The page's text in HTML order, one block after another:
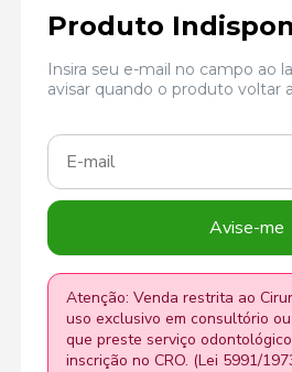
Produto
Insira seu e-mail no campo ao
avisar quando o produto voltar
Avise-me
Atenção: Venda restrita ao
uso exclusivo em consultório
que preste serviço
inscrição no CRO. (Lei 5991/